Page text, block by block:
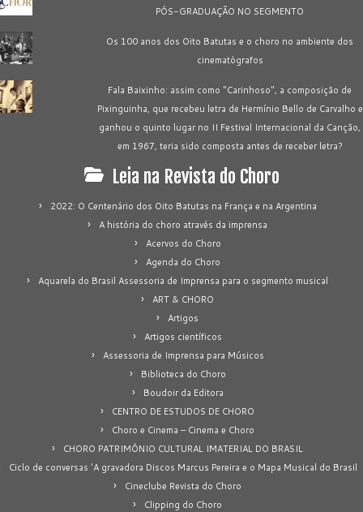
PÓS-GRADUAÇÃO NO SEGMENTO
Os 100 anos dos Oito Batutas e o choro no ambiente dos
cinematógrafos
Fala Baixinho: assim como "Carinhoso", a composição de
Pixinguinha, que recebeu letra de Hermínio Bello de Carvalho e
ganhou o quinto lugar no II Festival Internacional da Canção,
em 1967, teria sido composta antes de receber letra?
Leia na Revista do Choro
2022: O Centenário dos Oito Batutas na França e na Argentina
A história do choro através da imprensa
Acervos do Choro
Agenda do Choro
Aquarela do Brasil Assessoria de Imprensa para o segmento musical
ART & CHORO
Artigos
Artigos científicos
Assessoria de Imprensa para Músicos
Biblioteca do Choro
Boudoir da Editora
CENTRO DE ESTUDOS DE CHORO
Choro e Cinema – Cinema e Choro
CHORO PATRIMÔNIO CULTURAL IMATERIAL DO BRASIL
Ciclo de conversas 'A gravadora Discos Marcus Pereira e o Mapa Musical do Brasil
Cineclube Revista do Choro
Clipping do Choro